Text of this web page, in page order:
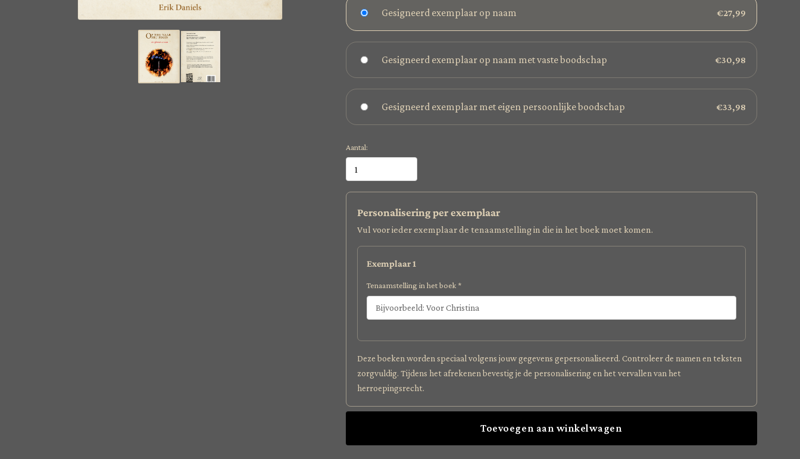
Gesigneerd exemplaar op naam €27,99
Gesigneerd exemplaar op naam met vaste boodschap €30,98
Gesigneerd exemplaar met eigen persoonlijke boodschap €33,98
Aantal:
Personalisering per exemplaar
Vul voor ieder exemplaar de tenaamstelling in die in het boek moet komen.
Exemplaar 1
Tenaamstelling in het boek *
Deze boeken worden speciaal volgens jouw gegevens gepersonaliseerd. Controleer de namen en teksten
zorgvuldig. Tijdens het afrekenen bevestig je de personalisering en het vervallen van het
herroepingsrecht.
Toevoegen aan winkelwagen